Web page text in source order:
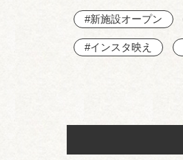
#新施設オープン
#インスタ映え